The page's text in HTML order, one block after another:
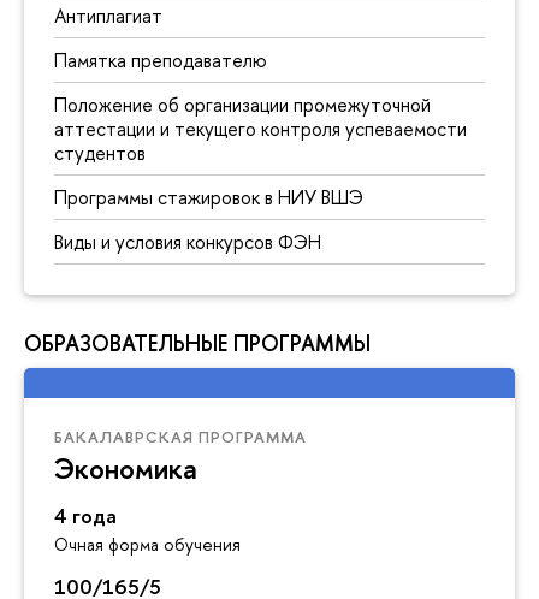
Антиплагиат
Памятка преподавателю
Положение об организации промежуточной
аттестации и текущего контроля успеваемости
студентов
Программы стажировок в НИУ ВШЭ
Виды и условия конкурсов ФЭН
ОБРАЗОВАТЕЛЬНЫЕ ПРОГРАММЫ
БАКАЛАВРСКАЯ ПРОГРАММА
Экономика
4 года
Очная форма обучения
100/165/5